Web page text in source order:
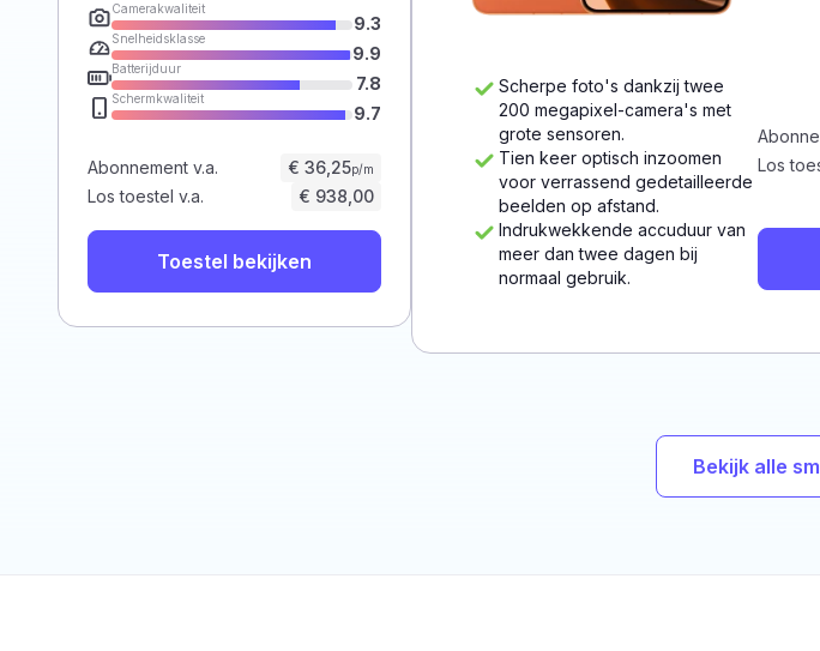
Scherpe foto's dankzij twee
200 megapixel-camera's met
grote sensoren.
Tien keer optisch inzoomen
voor verrassend gedetailleerde
beelden op afstand.
Indrukwekkende accuduur van
meer dan twee dagen bij
normaal gebruik.
Los
Camerakwaliteit
9.3
Snelheidsklasse
9.9
Batterijduur
7.8
Schermkwaliteit
9.7
Abonnement v.a. € 36,25p/m
Los toestel v.a. € 938,00
Toestel bekijken
Bekijk alle